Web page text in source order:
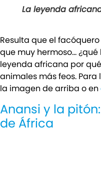
La leyenda
Resulta que el
que muy hermoso…
leyenda africana por
animales más feos.
la imagen de arriba o en
Anansi y la
de África